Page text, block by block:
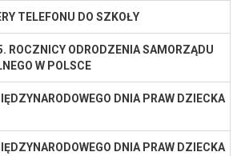
TELEFONU DO SZKOŁY
ROCZNICY ODRODZENIA SAMORZĄDU
W POLSCE
DNIA PRAW DZIECKA
DNIA PRAW DZIECKA